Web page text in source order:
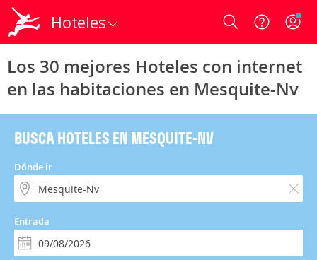
Hoteles Login
Los 30 mejores Hoteles con internet
en las habitaciones en Mesquite-Nv
BUSCA HOTELES EN MESQUITE-NV
Dónde ir
Entrada